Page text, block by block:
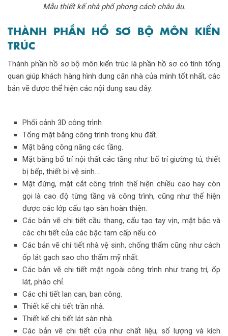
Mẫu thiết kế nhà phố phong cách châu âu.
THÀNH PHẦN HỒ SƠ BỘ MÔN KIẾN
TRÚC
Thành phần hồ sơ bộ môn kiến trúc là phần hồ sơ có tính tổng
quan giúp khách hàng hình dung căn nhà của mình tốt nhất, các
bản vẽ được thể hiện các nội dung sau đây:
Phối cảnh 3D công trình
Tổng mặt bằng công trình trong khu đất.
Mặt bằng công năng các tầng.
Mặt bằng bố trí nội thất các tầng như: bố trí giường tủ, thiết
bị bếp, thiết bị vệ sinh….
Mặt đứng, mặt cắt công trình thể hiện chiều cao hay còn
gọi là cao độ từng tầng và công trình, cũng như thể hiện
được các lớp cấu tạo sàn hoàn thiện.
Các bản vẽ chi tiết cầu thang, cấu tạo tay vịn, mặt bậc và
các chi tiết của các bậc tam cấp nếu có.
Các bản vẽ chi tiết nhà vệ sinh, chống thấm cũng như cách
ốp lát gạch sao cho thẩm mỹ nhất.
Các bản vẽ chi tiết mặt ngoài công trình như trang trí, ốp
lát, phào chỉ.
Các chi tiết lan can, ban công.
Thiết kế chi tiết trần nhà.
Thiết kế chi tiết lát sàn nhà.
Các bản vẽ chi tiết cửa như chất liệu, số lượng và kích